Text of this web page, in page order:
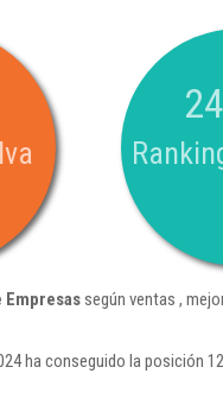
Empresassegún ventas ,
ha conseguido la posición